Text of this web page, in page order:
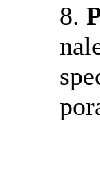
8.